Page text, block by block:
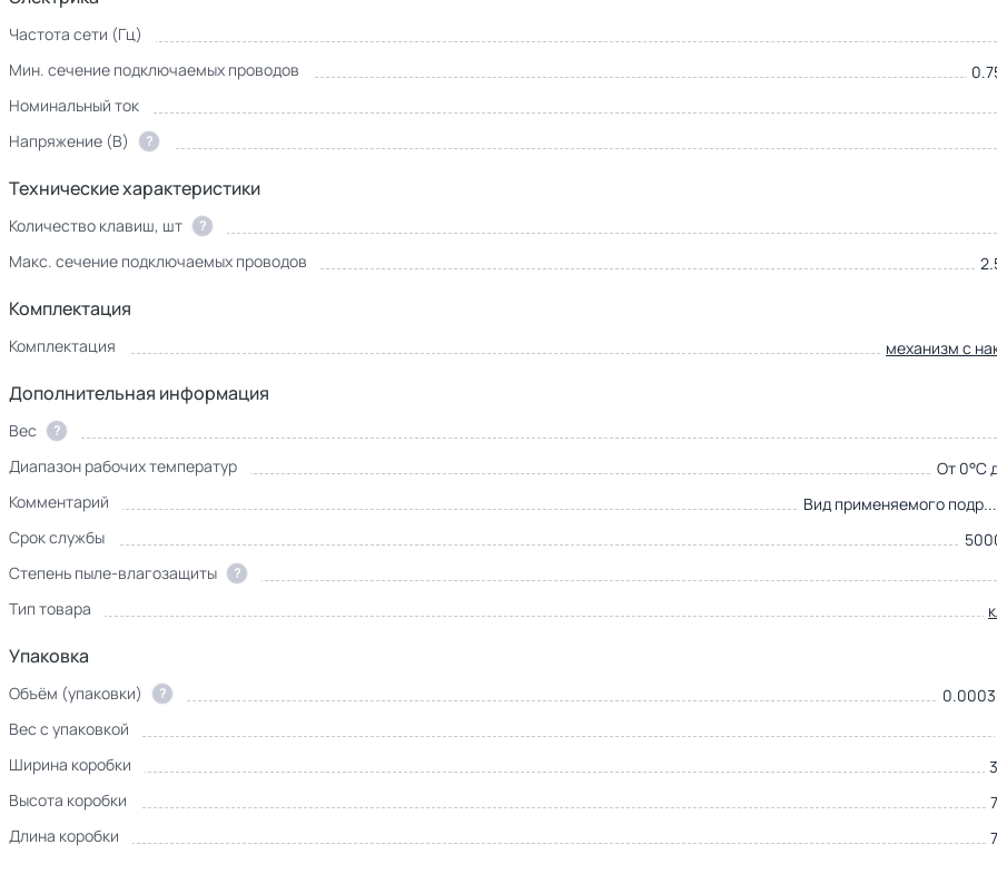
Частота сети (Гц)
Мин. сечение подключаемых проводов
Номинальный ток
Напряжение (В)
?
Технические характеристики
Количество клавиш, шт ?
Макс. сечение подключаемых проводов
Комплектация
Комплектация механизм с
Дополнительная информация
Вес ?
Диапазон рабочих температур
От 0°С
Комментарий
Вид применяемого подр...
Срок службы
Степень пыле-влагозащиты
?
Тип товара
Упаковка
Объём (упаковки) ?
Вес с упаковкой
Ширина коробки
Высота коробки
Длина коробки